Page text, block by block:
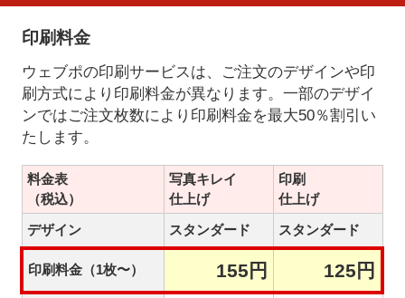
印刷料金
ウェブポの印刷サービスは、ご注文のデザインや印
刷方式により印刷料金が異なります。一部のデザイ
ンではご注文枚数により印刷料金を最大50％割引い
たします。
料金表
（税込）
写真キレイ
仕上げ
印刷
仕上げ
デザイン
スタンダード スタンダード
印刷料金（1枚〜） 155円 125円